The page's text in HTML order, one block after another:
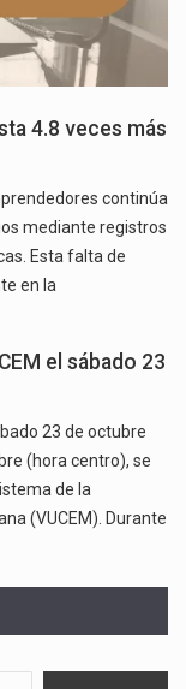
4.8 veces más
continúa
mediante registros
Esta falta de
en la
el sábado 23
23 de octubre
(hora centro), se
de la
(VUCEM). Durante